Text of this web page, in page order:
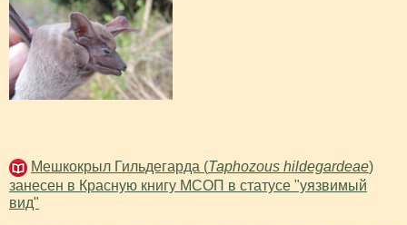
Мешкокрыл Гильдегарда (Taphozous hildegardeae)
занесен в Красную книгу МСОП в статусе "уязвимый
вид"